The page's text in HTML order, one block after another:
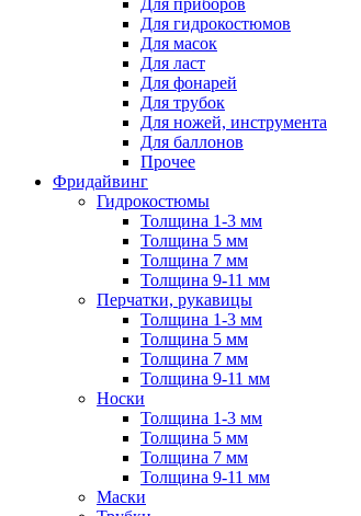
Для приборов
Для гидрокостюмов
Для масок
Для ласт
Для фонарей
Для трубок
Для ножей, инструмента
Для баллонов
Прочее
Фридайвинг
Гидрокостюмы
Толщина 1-3 мм
Толщина 5 мм
Толщина 7 мм
Толщина 9-11 мм
Перчатки, рукавицы
Толщина 1-3 мм
Толщина 5 мм
Толщина 7 мм
Толщина 9-11 мм
Носки
Толщина 1-3 мм
Толщина 5 мм
Толщина 7 мм
Толщина 9-11 мм
Маски